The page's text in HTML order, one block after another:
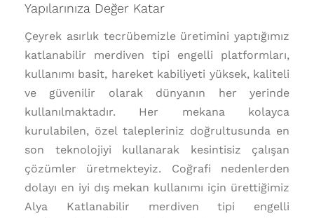
Yapılarınıza Değer Katar
Çeyrek asırlık tecrübemizle üretimini yaptığımız
katlanabilir merdiven tipi engelli platformları,
kullanımı basit, hareket kabiliyeti yüksek, kaliteli
ve güvenilir olarak dünyanın her yerinde
kullanılmaktadır. Her mekana kolayca
kurulabilen, özel talepleriniz doğrultusunda en
son teknolojiyi kullanarak kesintisiz çalışan
çözümler üretmekteyiz. Coğrafi nedenlerden
dolayı en iyi dış mekan kullanımı için ürettiğimiz
Alya Katlanabilir merdiven tipi engelli